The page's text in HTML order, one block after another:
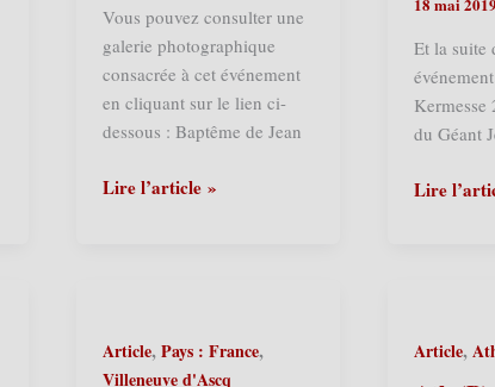
Vous pouvez consulter une
galerie photographique
consacrée à cet événement
en cliquant sur le lien ci-
dessous : Baptême de Jean
Wahagnies
Badoulet
Lire l’article »
Et la suite
Kermesse
du Géant
Sailly-
Kermesse
Lire
Article,Pays : France,
Villeneuve d'Ascq
Article,